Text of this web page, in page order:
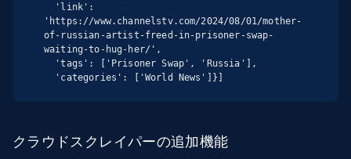
'https://www.channelstv.com/2024/08/01/mother-
of-russian-artist-freed-in-prisoner-swap-
waiting-to-hug-her/',
  'categories': ['World News']}]
クラウドスクレイパーの追加機能